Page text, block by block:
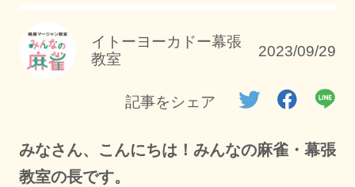
2023/09/29
イトーヨーカドー幕張
教室
記事をシェア
みなさん、こんにちは！みんなの麻雀・幕張
教室の長です。